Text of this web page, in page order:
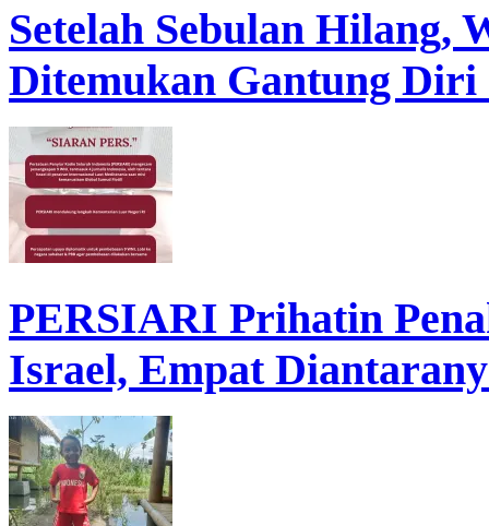
Setelah Sebulan Hilang,
Ditemukan Gantung
PERSIARI Prihatin
Israel, Empat